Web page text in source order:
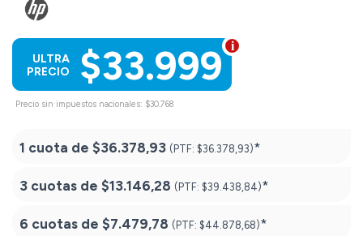
$33.999
ULTRA
PRECIO
Precio sin impuestos nacionales: $30.768
1 cuota de $36.378,93 (PTF: $36.378,93)*
3 cuotas de $13.146,28 (PTF: $39.438,84)*
6 cuotas de $7.479,78 (PTF: $44.878,68)*